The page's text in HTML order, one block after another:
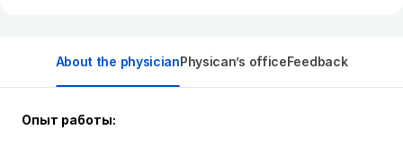
About the physicianPhysican’s officeFeedback
Опыт работы: